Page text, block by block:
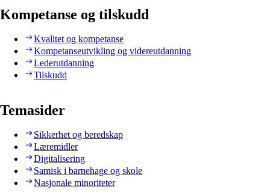
Kompetanse og tilskudd
Kvalitet og kompetanse
Kompetanseutvikling og videreutdanning
Lederutdanning
Tilskudd
Temasider
Sikkerhet og beredskap
Læremidler
Digitalisering
Samisk i barnehage og skole
Nasjonale minoriteter